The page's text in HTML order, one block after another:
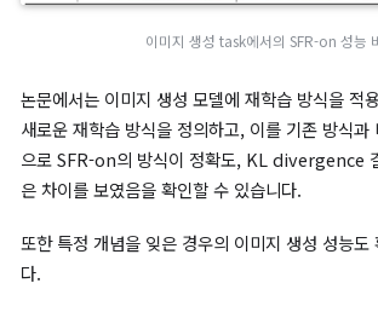
이미지 분류 task에서 데이터셋의 10%